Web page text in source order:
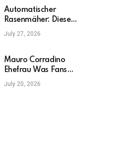
Automatischer
Rasenmäher: Diese
Fehler sollten Sie
vermeiden
July 27, 2026
Mauro Corradino
Ehefrau Was Fans
wirklich wissen möchten
July 20, 2026